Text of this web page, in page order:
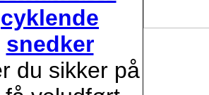
cyklende
snedker
du sikker på